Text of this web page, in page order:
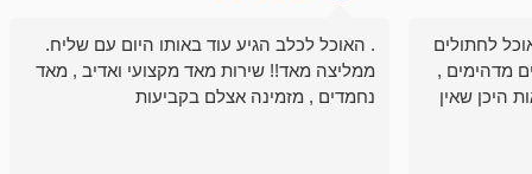
לחתולים
מדהימים ,
היכן שאין
. האוכל לכלב הגיע עוד באותו היום עם שליח.
ממליצה מאד!! שירות מאד מקצועי ואדיב , מאד
נחמדים , מזמינה אצלם בקביעות